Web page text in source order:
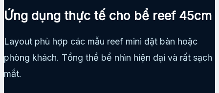
Ứng dụng thực tế cho bể reef 45cm
Layout phù hợp các mẫu reef mini đặt bàn hoặc
phòng khách. Tổng thể bể nhìn hiện đại và rất sạch
mắt.